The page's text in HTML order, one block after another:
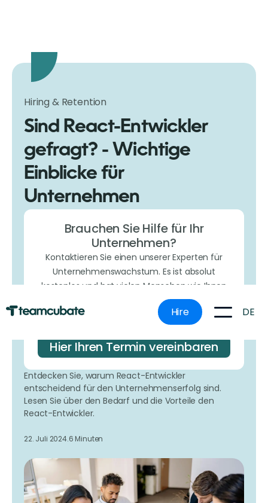
Hiring & Retention
Sind React-Entwickler
gefragt? - Wichtige
Einblicke für
Unternehmen
Brauchen Sie Hilfe für Ihr
Unternehmen?
Kontaktieren Sie einen unserer Experten für
Unternehmenswachstum. Es ist absolut
kostenlos und hat vielen Menschen wie Ihnen
geholfen, herauszufinden, wie sie ihr
Unternehmen effektiver ausbauen können, ohne
Hier Ihren Termin vereinbaren
Entdecken Sie, warum React-Entwickler
entscheidend für den Unternehmenserfolg sind.
Lesen Sie über den Bedarf und die Vorteile den
React-Entwickler.
22. Juli 2024.6 Minuten
Hire DE